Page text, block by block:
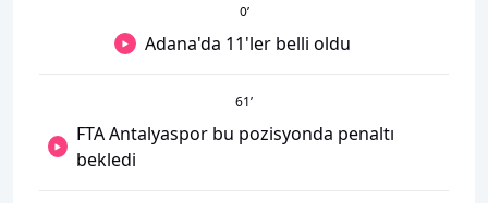
0’
Adana'da 11'ler belli oldu
61’
FTA Antalyaspor bu pozisyonda penaltı
bekledi